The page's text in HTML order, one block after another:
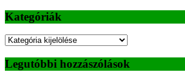
Kategóriák
Kategóriák
Legutóbbi hozzászólások